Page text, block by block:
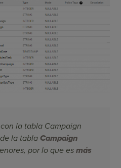
la tabla Campaign
la tablaCampaign
por lo que esmás